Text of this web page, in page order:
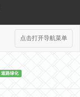
点击打开导航菜单
道路绿化